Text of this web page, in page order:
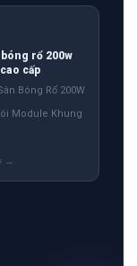
rổ 200w
cấp
Bóng Rổ 200W
Module Khung